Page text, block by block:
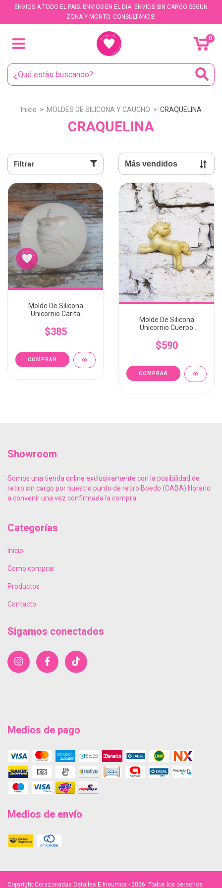
ENVIOS A TODO EL PAIS. ENVIOS EN EL DIA. ENVIOS SIN CARGO SEGUN
ZONA Y MONTO. CONSULTANOS!
0
Inicio > MOLDES DE SILICONA Y CAUCHO > CRAQUELINA
CRAQUELINA
Filtrar
Molde De Silicona
Unicornio Carita
$385
Molde De Silicona
Unicornio Cuerpo
$590
Showroom
Somos una tienda online exclusivamente con la posibilidad de
retiro sin cargo por nuestro punto de retiro Boedo (CABA) Horario
a convenir una vez confirmada la compra.
Categorías
Inicio
Como comprar
Productos
Contacto
Sigamos conectados
Medios de pago
Medios de envío
Copyright Corazonadas Detalles E Insumos - 2026. Todos los derechos